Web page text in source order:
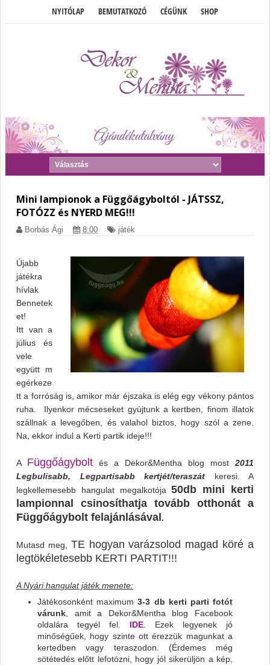
NYITÓLAP BEMUTATKOZÓ CÉGÜNK SHOP
Mini lampionok a Függőágyboltól - JÁTSSZ,
FOTÓZZ és NYERD MEG!!!
Borbás Ági 8:00 játék
Újabb
játékra
hívlak
Bennetek
et!
Itt van a
július és
vele
együtt m
egérkeze
tt a forróság is, amikor már éjszaka is elég egy vékony pántos
ruha. Ilyenkor mécseseket gyújtunk a kertben, finom illatok
szállnak a levegőben, és valahol biztos, hogy szól a zene.
Na, ekkor indul a Kerti partik ideje!!!
A Függőágybolt és a Dekor&Mentha blog most 2011
Legbulisabb, Legpartisabb kertjét/teraszát keresi. A
legkellemesebb hangulat megalkotója50db mini kerti
lampionnal csinosíthatja tovább otthonát a
Függőágybolt felajánlásával .
Mutasd meg, TE hogyan varázsolod magad köré a
legtökéletesebb KERTI PARTIT!!!
A Nyári hangulat játék menete:
Játékosonként maximum 3-3 db kerti parti fotót
várunk , amit a Dekor&Mentha blog Facebook
oldalára tegyél fel. IDE . Ezek legyenek jó
minőségűek, hogy szinte ott érezzük magunkat a
kertedben vagy teraszodon. (Érdemes még
sötétedés előtt lefotózni, hogy jól sikerüljön a kép,